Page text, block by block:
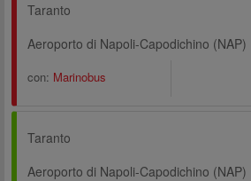
Taranto
Aeroporto di Napoli-Capodichino (NAP)
con: Marinobus
Taranto
Aeroporto di Napoli-Capodichino (NAP)